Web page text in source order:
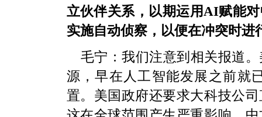
立伙伴关系，以期运用AI赋能
实施自动侦察，以便在冲突时
毛宁：我们注意到相关报道
源，早在人工智能发展之前就
置。美国政府还要求大科技公